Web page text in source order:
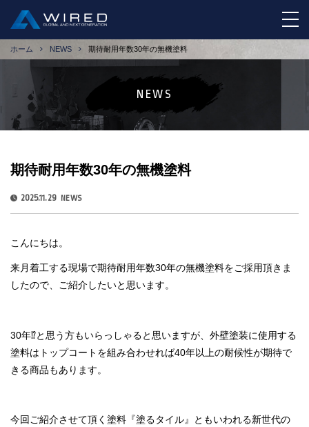
ホーム NEWS 期待耐用年数30年の無機塗料
NEWS
期待耐用年数30年の無機塗料
2025.11.29 NEWS
こんにちは。
来月着工する現場で期待耐用年数30年の無機塗料をご採用頂きま
したので、ご紹介したいと思います。
30年⁉と思う方もいらっしゃると思いますが、外壁塗装に使用する
塗料はトップコートを組み合わせれば40年以上の耐候性が期待で
きる商品もあります。
今回ご紹介させて頂く塗料『塗るタイル』ともいわれる新世代の